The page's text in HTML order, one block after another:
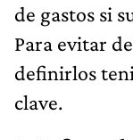
de gastos si
Para evitar
definirlos
clave.